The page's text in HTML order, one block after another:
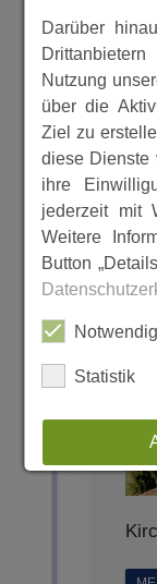
Darüber
Nutzung
über die
Ziel zu
diese Dienste
ihre
jederzeit mit
Weitere
Button
Statistik